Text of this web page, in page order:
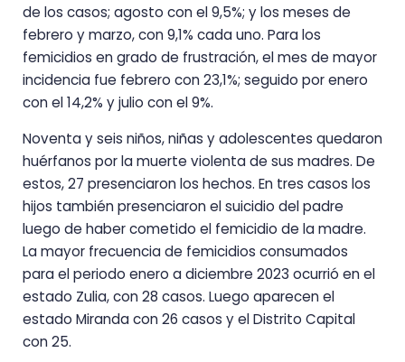
de los casos; agosto con el 9,5%; y los meses de
febrero y marzo, con 9,1% cada uno. Para los
femicidios en grado de frustración, el mes de mayor
incidencia fue febrero con 23,1%; seguido por enero
con el 14,2% y julio con el 9%.
Noventa y seis niños, niñas y adolescentes quedaron
huérfanos por la muerte violenta de sus madres. De
estos, 27 presenciaron los hechos. En tres casos los
hijos también presenciaron el suicidio del padre
luego de haber cometido el femicidio de la madre.
La mayor frecuencia de femicidios consumados
para el periodo enero a diciembre 2023 ocurrió en el
estado Zulia, con 28 casos. Luego aparecen el
estado Miranda con 26 casos y el Distrito Capital
con 25.